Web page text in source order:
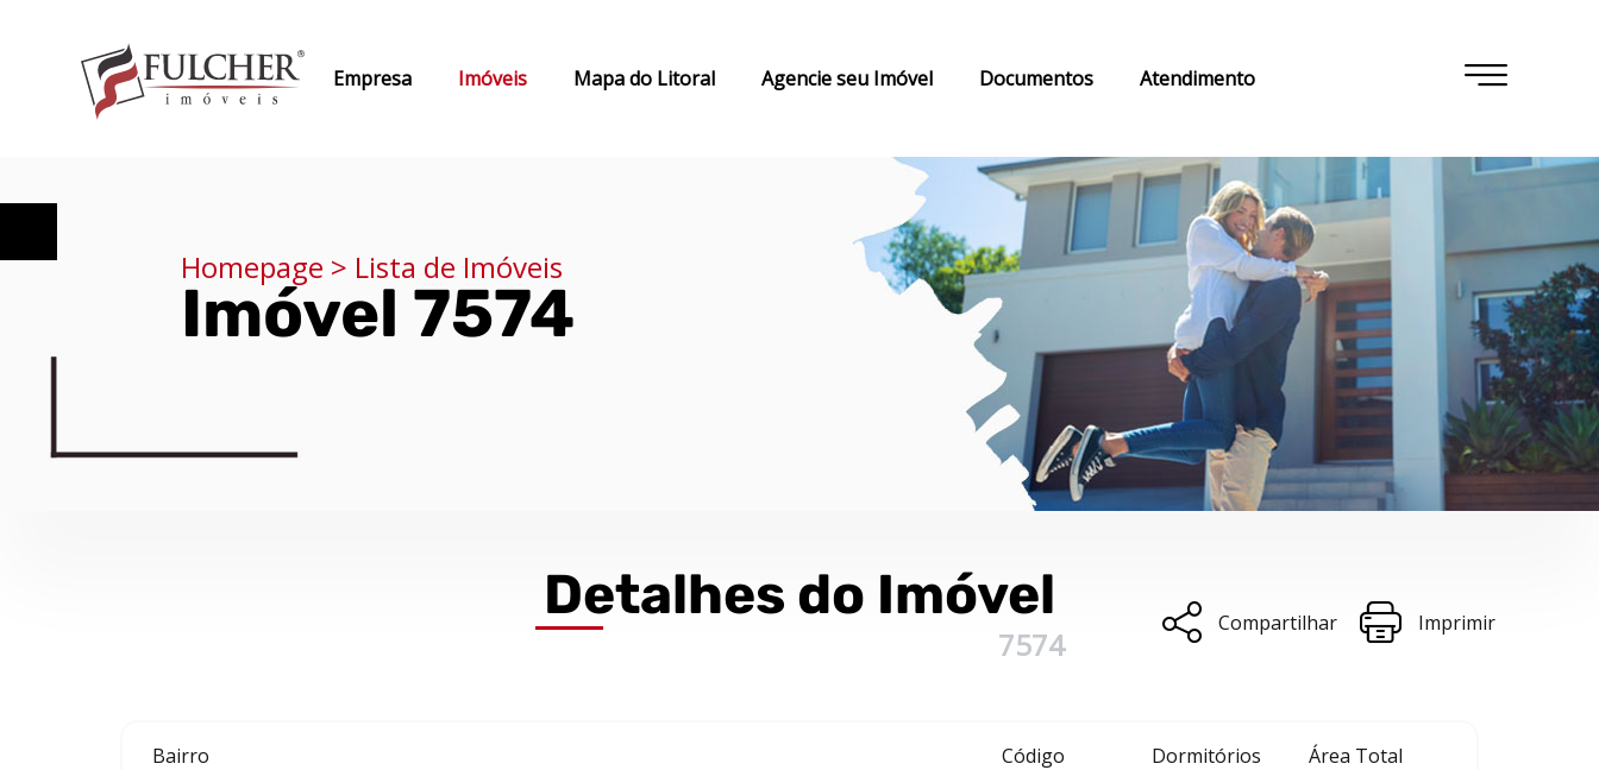
Empresa Imóveis Mapa do Litoral Agencie seu Imóvel Documentos Atendimento
Homepage > Lista de Imóveis
Imóvel 7574
Detalhes do Imóvel
7574
Compartilhar Imprimir
Bairro Código Dormitórios Área Total